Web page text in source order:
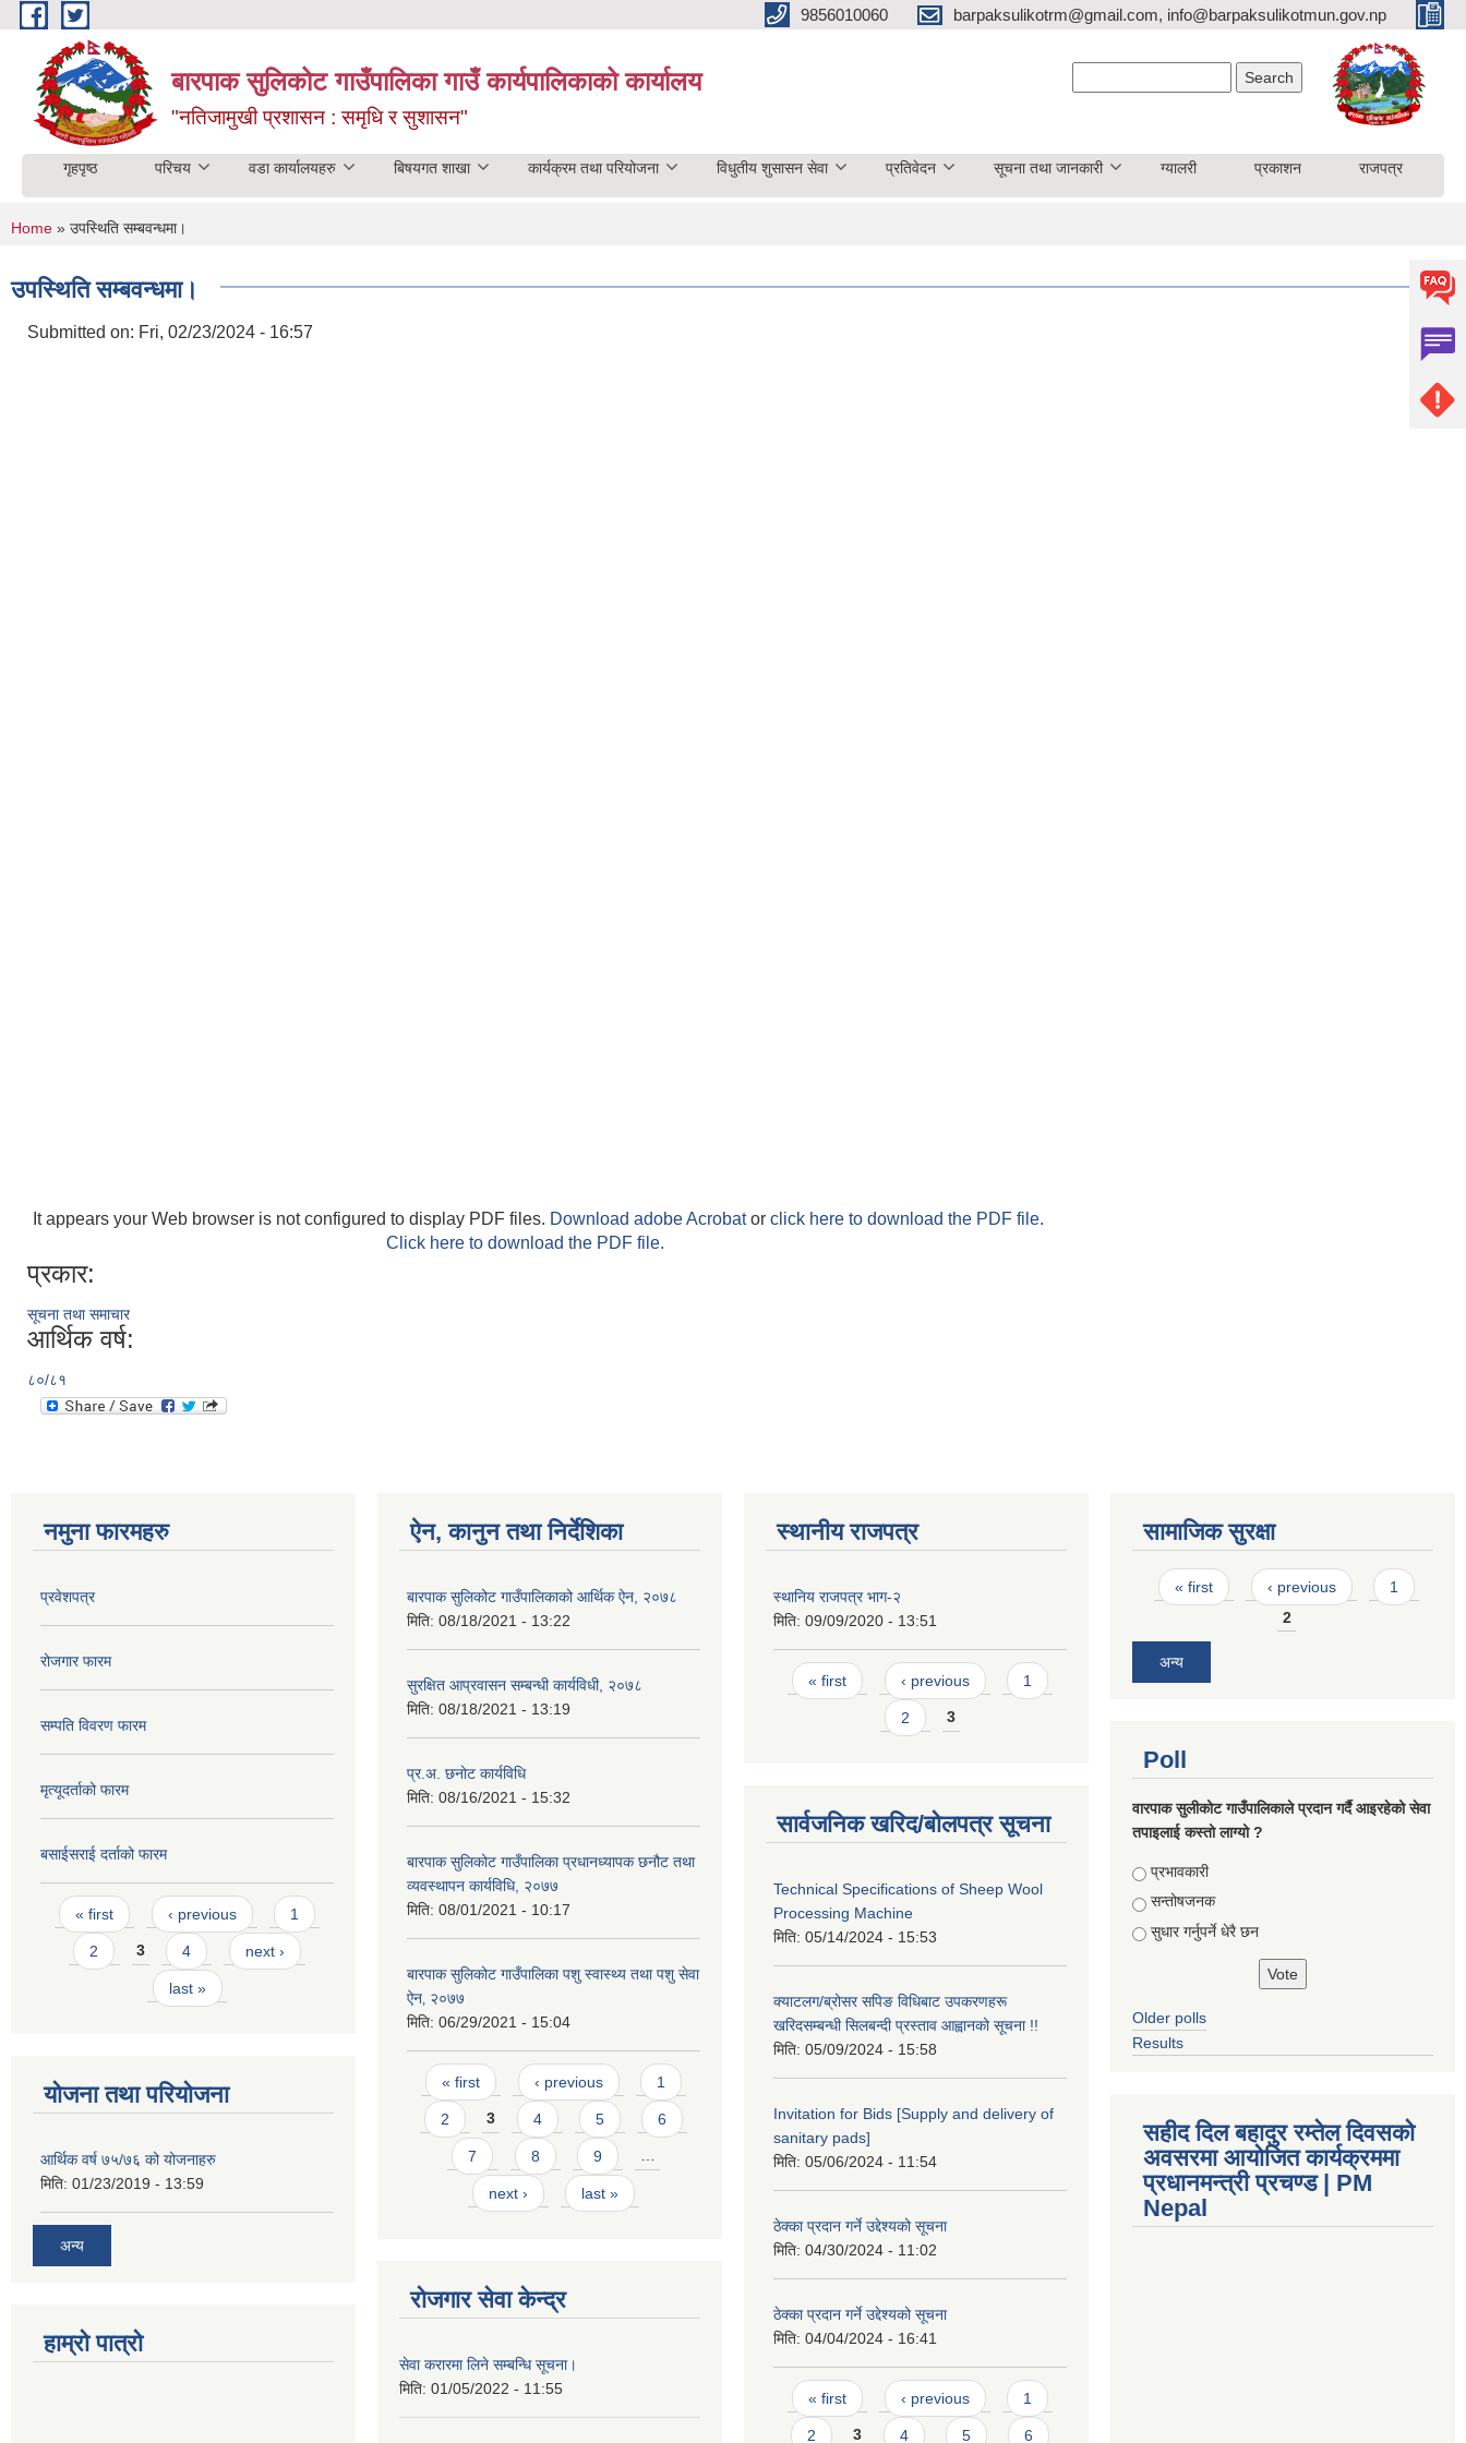
Skip to main content 9856010060 barpaksulikotrm@gmail.com, info@barpaksulikotmun.gov.np
बारपाक सुलिकोट गाउँपालिका गाउँ कार्यपालिकाको कार्यालय
"नतिजामुखी प्रशासन : समृधि र सुशासन"
गृहपृष्ठ परिचय वडा कार्यालयहरु बिषयगत शाखा कार्यक्रम तथा परियोजना विधुतीय शुसासन सेवा प्रतिवेदन सूचना तथा जानकारी ग्यालरी प्रकाशन राजपत्र
You are here
Home » उपस्थिति सम्बवन्धमा।
उपस्थिति सम्बवन्धमा।
Submitted on: Fri, 02/23/2024 - 16:57
It appears your Web browser is not configured to display PDF files. Download adobe Acrobator click here to download the PDF file.
Click here to download the PDF file.
प्रकार:
सूचना तथा समाचार
आर्थिक वर्ष:
८०/८१
नमुना फारमहरु
प्रवेशपत्र
रोजगार फारम
सम्पति विवरण फारम
मृत्यूदर्ताको फारम
बसाईसराई दर्ताको फारम
Pages
« first ‹ previous 1
2 3 4 next ›
last »
योजना तथा परियोजना
आर्थिक वर्ष ७५/७६ को योजनाहरु
मिति: 01/23/2019 - 13:59
अन्य
हाम्रो पात्रो
ऐन, कानुन तथा निर्देशिका
बारपाक सुलिकोट गाउँपालिकाको आर्थिक ऐन, २०७८
मिति: 08/18/2021 - 13:22
सुरक्षित आप्रवासन सम्बन्धी कार्यविधी, २०७८
मिति: 08/18/2021 - 13:19
प्र.अ. छनोट कार्यविधि
मिति: 08/16/2021 - 15:32
बारपाक सुलिकोट गाउँपालिका प्रधानध्यापक छनौट तथा
व्यवस्थापन कार्यविधि, २०७७
मिति: 08/01/2021 - 10:17
बारपाक सुलिकोट गाउँपालिका पशु स्वास्थ्य तथा पशु सेवा
ऐन‚ २०७७
मिति: 06/29/2021 - 15:04
Pages
« first ‹ previous 1
2 3 4 5 6
7 8 9 …
next › last »
रोजगार सेवा केन्द्र
सेवा करारमा लिने सम्बन्धि सूचना।
मिति: 01/05/2022 - 11:55
स्थानीय राजपत्र
स्थानिय राजपत्र भाग-२
मिति: 09/09/2020 - 13:51
Pages
« first ‹ previous 1
2 3
सार्वजनिक खरिद/बोलपत्र सूचना
Technical Specifications of Sheep Wool
Processing Machine
मिति: 05/14/2024 - 15:53
क्याटलग/ब्रोसर सपिङ विधिबाट उपकरणहरू
खरिदसम्बन्धी सिलबन्दी प्रस्ताव आह्वानको सूचना !!
मिति: 05/09/2024 - 15:58
Invitation for Bids [Supply and delivery of
sanitary pads]
मिति: 05/06/2024 - 11:54
ठेक्का प्रदान गर्ने उद्देश्यको सूचना
मिति: 04/30/2024 - 11:02
ठेक्का प्रदान गर्ने उद्देश्यको सूचना
मिति: 04/04/2024 - 16:41
Pages
« first ‹ previous 1
2 3 4 5 6
सामाजिक सुरक्षा
Pages
« first ‹ previous
1
2
अन्य
Poll
वारपाक सुलीकोट गाउँपालिकाले प्रदान गर्दै आइरहेको सेवा
तपाइलाई कस्तो लाग्यो ?
Choices
प्रभावकारी
सन्तोषजनक
सुधार गर्नुपर्ने धेरै छन
Older polls
Results
सहीद दिल बहादुर रम्तेल दिवसको
अवसरमा आयोजित कार्यक्रममा
प्रधानमन्त्री प्रचण्ड | PM
Nepal